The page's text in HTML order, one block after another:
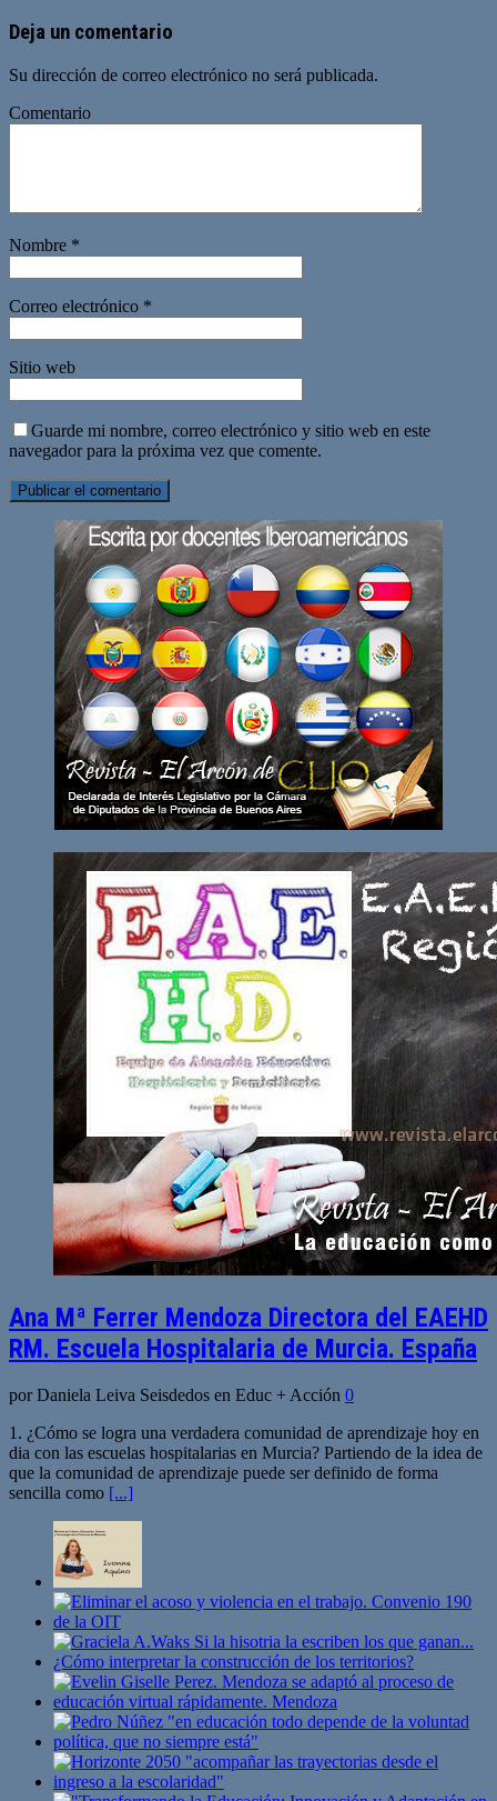
Deja un comentario
Su dirección de correo electrónico no será publicada.
Comentario
Nombre *
Correo electrónico *
Sitio web
Guarde mi nombre, correo electrónico y sitio web en este
navegador para la próxima vez que comente.
Ana Mª Ferrer Mendoza Directora del EAEHD
RM. Escuela Hospitalaria de Murcia. España
por Daniela Leiva Seisdedos en Educ + Acción 0
1. ¿Cómo se logra una verdadera comunidad de aprendizaje hoy en
dia con las escuelas hospitalarias en Murcia? Partiendo de la idea de
que la comunidad de aprendizaje puede ser definido de forma
sencilla como [...]